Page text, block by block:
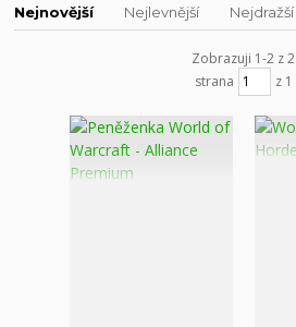
Nejnovější Nejlevnější Nejdražší
Zobrazuji 1-2 z 2
strana
z 1